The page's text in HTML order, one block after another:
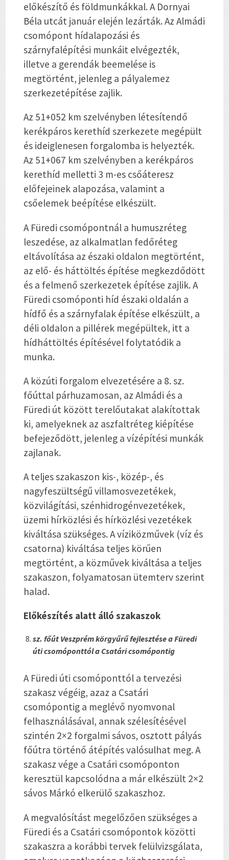
előkészítő és földmunkákkal. A Dornyai
Béla utcát január elején lezárták. Az Almádi
csomópont hídalapozási és
szárnyfalépítési munkáit elvégezték,
illetve a gerendák beemelése is
megtörtént, jelenleg a pályalemez
szerkezetépítése zajlik.
Az 51+052 km szelvényben létesítendő
kerékpáros kerethíd szerkezete megépült
és ideiglenesen forgalomba is helyezték.
Az 51+067 km szelvényben a kerékpáros
kerethíd melletti 3 m-es csőáteresz
előfejeinek alapozása, valamint a
csőelemek beépítése elkészült.
A Füredi csomópontnál a humuszréteg
leszedése, az alkalmatlan fedőréteg
eltávolítása az északi oldalon megtörtént,
az elő- és háttöltés építése megkezdődött
és a felmenő szerkezetek építése zajlik. A
Füredi csomóponti híd északi oldalán a
hídfő és a szárnyfalak építése elkészült, a
déli oldalon a pillérek megépültek, itt a
hídháttöltés építésével folytatódik a
munka.
A közúti forgalom elvezetésére a 8. sz.
főúttal párhuzamosan, az Almádi és a
Füredi út között terelőutakat alakítottak
ki, amelyeknek az aszfaltréteg kiépítése
befejeződött, jelenleg a vízépítési munkák
zajlanak.
A teljes szakaszon kis-, közép-, és
nagyfeszültségű villamosvezetékek,
közvilágítási, szénhidrogénvezetékek,
üzemi hírközlési és hírközlési vezetékek
kiváltása szükséges. A víziközművek (víz és
csatorna) kiváltása teljes körűen
megtörtént, a közművek kiváltása a teljes
szakaszon, folyamatosan ütemterv szerint
halad.
Előkészítés alatt álló szakaszok
sz. főút Veszprém körgyűrű fejlesztése a Füredi
úti csomóponttól a Csatári csomópontig
A Füredi úti csomóponttól a tervezési
szakasz végéig, azaz a Csatári
csomópontig a meglévő nyomvonal
felhasználásával, annak szélesítésével
szintén 2×2 forgalmi sávos, osztott pályás
főútra történő átépítés valósulhat meg. A
szakasz vége a Csatári csomóponton
keresztül kapcsolódna a már elkészült 2×2
sávos Márkó elkerülő szakaszhoz.
A megvalósítást megelőzően szükséges a
Füredi és a Csatári csomópontok közötti
szakaszra a korábbi tervek felülvizsgálata,